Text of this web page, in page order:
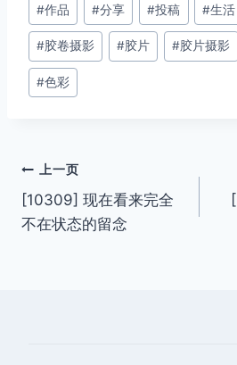
章
标
签：
#作品 #分享 #投稿 #生活
#胶卷摄影 #胶片 #胶片摄影
#色彩
文
章
上一页
[10309] 现在看来完全
不在状态的留念